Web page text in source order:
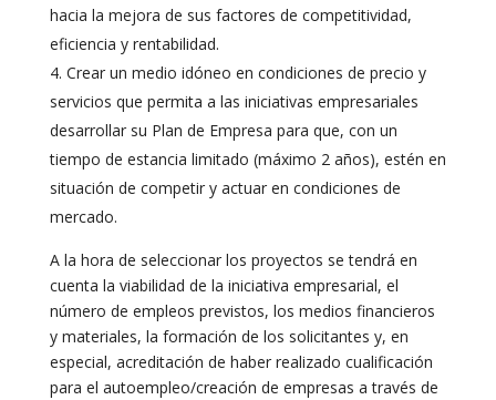
hacia la mejora de sus factores de competitividad,
eficiencia y rentabilidad.
Crear un medio idóneo en condiciones de precio y
servicios que permita a las iniciativas empresariales
desarrollar su Plan de Empresa para que, con un
tiempo de estancia limitado (máximo 2 años), estén en
situación de competir y actuar en condiciones de
mercado.
A la hora de seleccionar los proyectos se tendrá en
cuenta la viabilidad de la iniciativa empresarial, el
número de empleos previstos, los medios financieros
y materiales, la formación de los solicitantes y, en
especial, acreditación de haber realizado cualificación
para el autoempleo/creación de empresas a través de